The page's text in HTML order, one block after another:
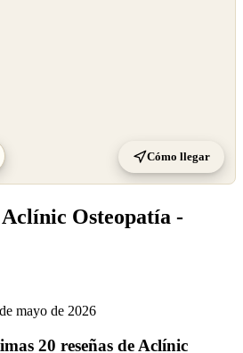
Cómo llegar
Osteopatía -
mayo de 2026
20 reseñas de Aclínic